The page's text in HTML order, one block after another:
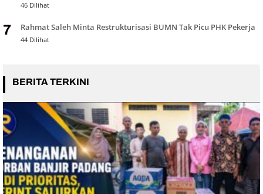
46 Dilihat
7 Rahmat Saleh Minta Restrukturisasi BUMN Tak Picu PHK Pekerja
44 Dilihat
BERITA TERKINI